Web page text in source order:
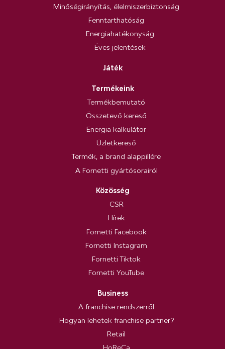
Minőségirányítás, élelmiszerbiztonság
Fenntarthatóság
Energiahatékonyság
Éves jelentések
Játék
Termékeink
Termékbemutató
Összetevő kereső
Energia kalkulátor
Üzletkereső
Termék, a brand alappillére
A Fornetti gyártósorairól
Közösség
CSR
Hírek
Fornetti Facebook
Fornetti Instagram
Fornetti Tiktok
Fornetti YouTube
Business
A franchise rendszerről
Hogyan lehetek franchise partner?
Retail